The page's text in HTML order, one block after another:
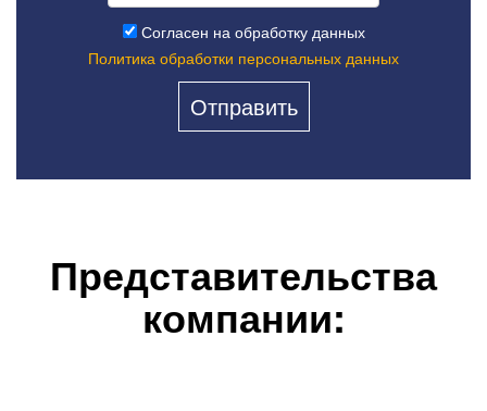
Согласен на обработку данных
Политика обработки персональных данных
Представительства
компании: